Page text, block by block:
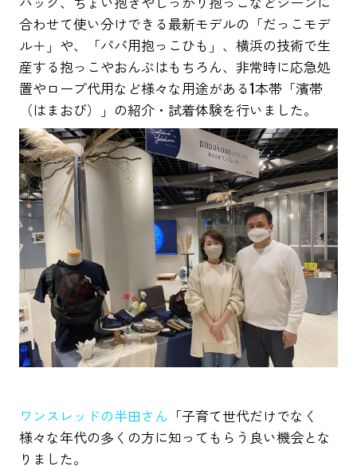
合わせて使い分けできる最新モデルの「だっこモデ
ル＋」や、「パパ用抱っこひも」、横浜の技術で生
産する抱っこやおんぶはもちろん、非常時に応急処
置やロープ代用など様々な用途がある1本帯「濱帯
（はまおび）」の紹介・試着体験を行いました。
ワンスレッドの半田さん 「子育て世代だけでなく
様々な年代の多くの方に知ってもらう良い機会とな
りました。